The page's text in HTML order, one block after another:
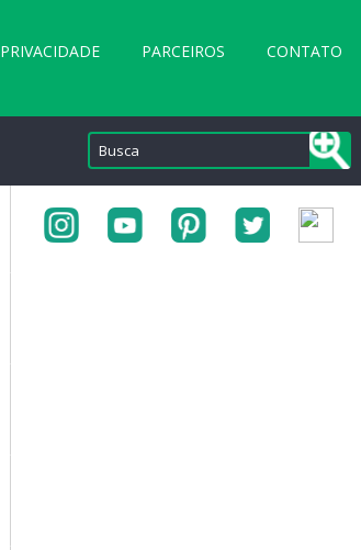
PRIVACIDADE PARCEIROS CONTATO